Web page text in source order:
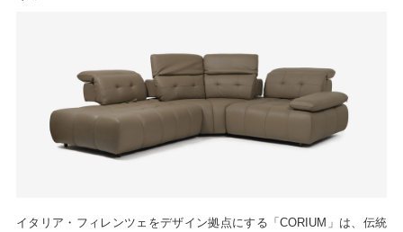
イタリア・フィレンツェをデザイン拠点にする「CORIUM」は、伝統